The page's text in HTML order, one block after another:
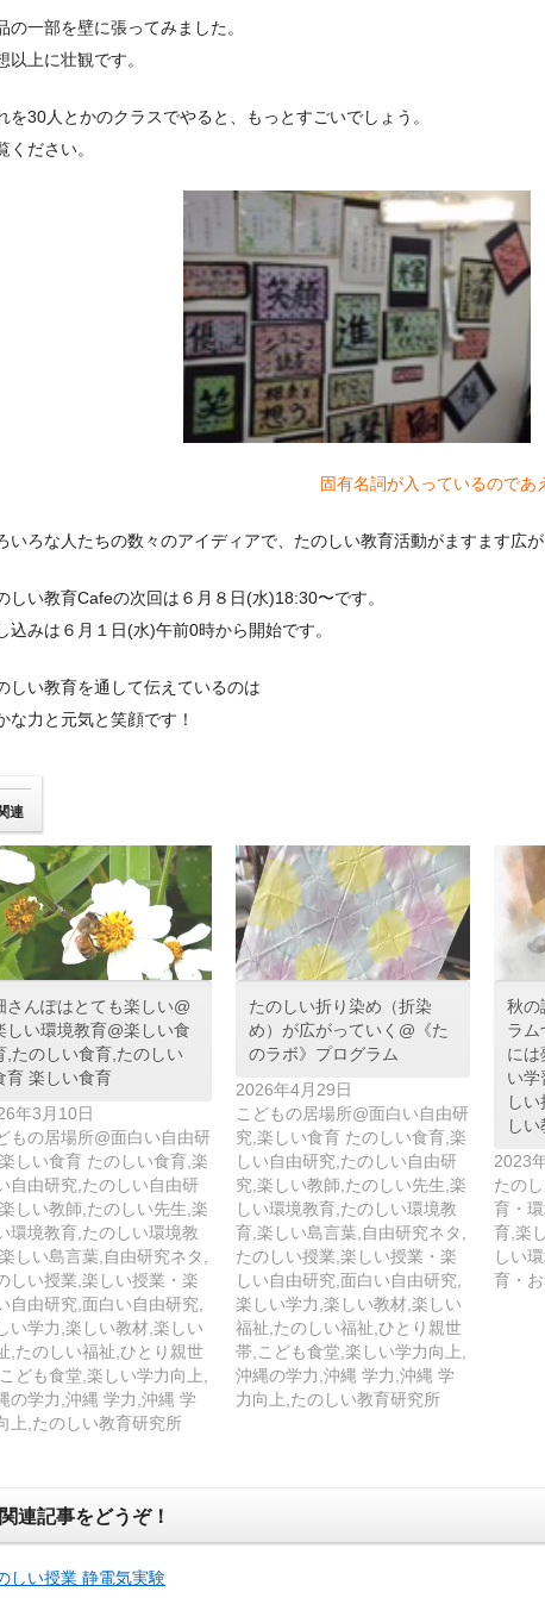
の一部を壁に張ってみました。
以上に壮観です。
を30人とかのクラスでやると、もっとすごいでしょう。
ください。
固有名詞が入っているのであ
いろな人たちの数々のアイディアで、たのしい教育活動がますます広が
しい教育Cafeの次回は６月８日(水)18:30〜です。
込みは６月１日(水)午前0時から開始です。
しい教育を通して伝えているのは
な力と元気と笑顔です！
連
さんぽはとても楽しい@
しい環境教育@楽しい食
,たのしい食育,たのしい
育 楽しい食育
年3月10日
もの居場所@面白い自由研
しい食育 たのしい食育,楽
自由研究,たのしい自由研
しい教師,たのしい先生,楽
環境教育,たのしい環境教
しい島言葉,自由研究ネタ,
しい授業,楽しい授業・楽
自由研究,面白い自由研究,
い学力,楽しい教材,楽しい
,たのしい福祉,ひとり親世
ども食堂,楽しい学力向上,
の学力,沖縄 学力,沖縄 学
上,たのしい教育研究所
たのしい折り染め（折染
め）が広がっていく@《た
のラボ》プログラム
2026年4月29日
こどもの居場所@面白い自由研
究,楽しい食育 たのしい食育,楽
しい自由研究,たのしい自由研
究,楽しい教師,たのしい先生,楽
しい環境教育,たのしい環境教
育,楽しい島言葉,自由研究ネタ,
たのしい授業,楽しい授業・楽
しい自由研究,面白い自由研究,
楽しい学力,楽しい教材,楽しい
福祉,たのしい福祉,ひとり親世
帯,こども食堂,楽しい学力向上,
沖縄の学力,沖縄 学力,沖縄 学
力向上,たのしい教育研究所
秋の
ラム
には
い学
し
し
2023
たの
育・
育,楽
しい
育・
関連記事をどうぞ！
しい授業 静電気実験